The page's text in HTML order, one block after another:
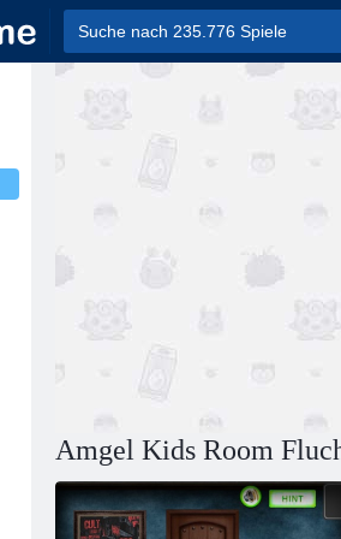
Amgel Kids Room